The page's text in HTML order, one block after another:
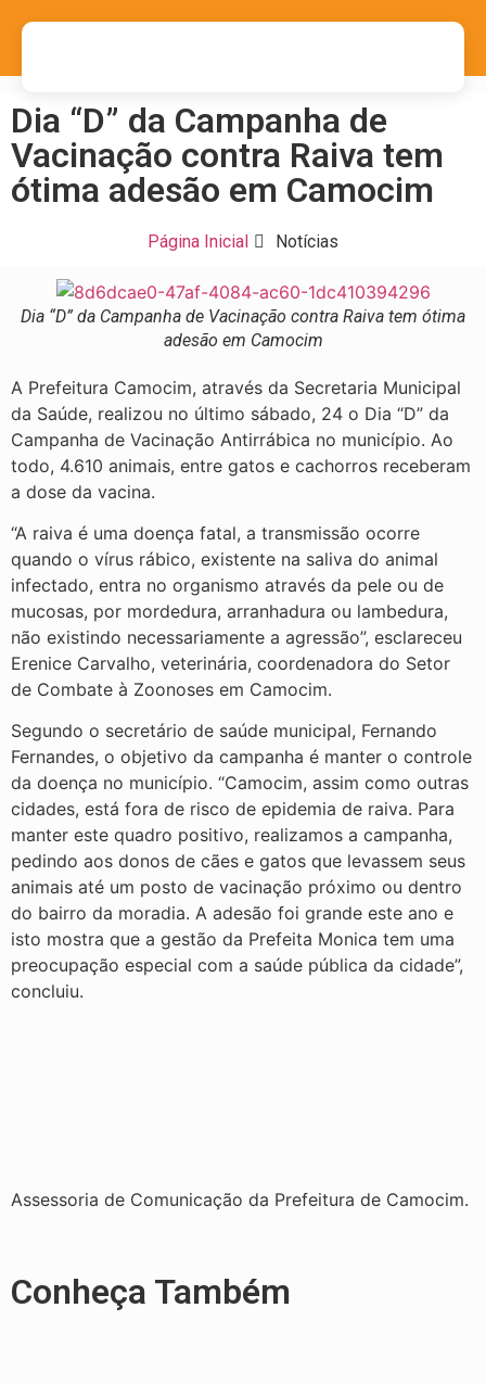
Dia “D” da Campanha de
Vacinação contra Raiva tem
ótima adesão em Camocim
Página Inicial Notícias
Dia “D” da Campanha de Vacinação contra Raiva tem ótima
adesão em Camocim
A Prefeitura Camocim, através da Secretaria Municipal
da Saúde, realizou no último sábado, 24 o Dia “D” da
Campanha de Vacinação Antirrábica no município. Ao
todo, 4.610 animais, entre gatos e cachorros receberam
a dose da vacina.
“A raiva é uma doença fatal, a transmissão ocorre
quando o vírus rábico, existente na saliva do animal
infectado, entra no organismo através da pele ou de
mucosas, por mordedura, arranhadura ou lambedura,
não existindo necessariamente a agressão”, esclareceu
Erenice Carvalho, veterinária, coordenadora do Setor
de Combate à Zoonoses em Camocim.
Segundo o secretário de saúde municipal, Fernando
Fernandes, o objetivo da campanha é manter o controle
da doença no município. “Camocim, assim como outras
cidades, está fora de risco de epidemia de raiva. Para
manter este quadro positivo, realizamos a campanha,
pedindo aos donos de cães e gatos que levassem seus
animais até um posto de vacinação próximo ou dentro
do bairro da moradia. A adesão foi grande este ano e
isto mostra que a gestão da Prefeita Monica tem uma
preocupação especial com a saúde pública da cidade”,
concluiu.
Assessoria de Comunicação da Prefeitura de Camocim.
Conheça Também